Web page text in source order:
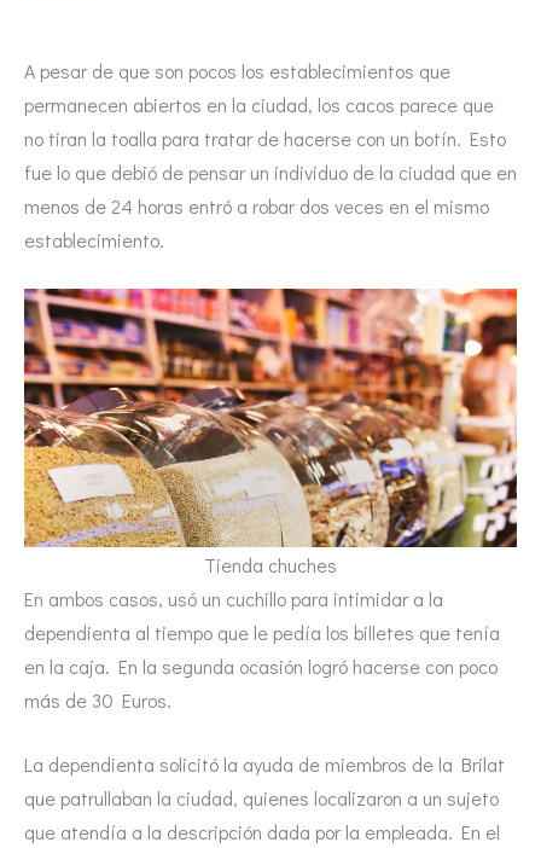
A pesar de que son pocos los establecimientos que
permanecen abiertos en la ciudad, los cacos parece que
no tiran la toalla para tratar de hacerse con un botín. Esto
fue lo que debió de pensar un individuo de la ciudad que en
menos de 24 horas entró a robar dos veces en el mismo
establecimiento.
Tienda chuches
En ambos casos, usó un cuchillo para intimidar a la
dependienta al tiempo que le pedía los billetes que tenía
en la caja. En la segunda ocasión logró hacerse con poco
más de 30 Euros.
La dependienta solicitó la ayuda de miembros de la Brilat
que patrullaban la ciudad, quienes localizaron a un sujeto
que atendía a la descripción dada por la empleada. En el